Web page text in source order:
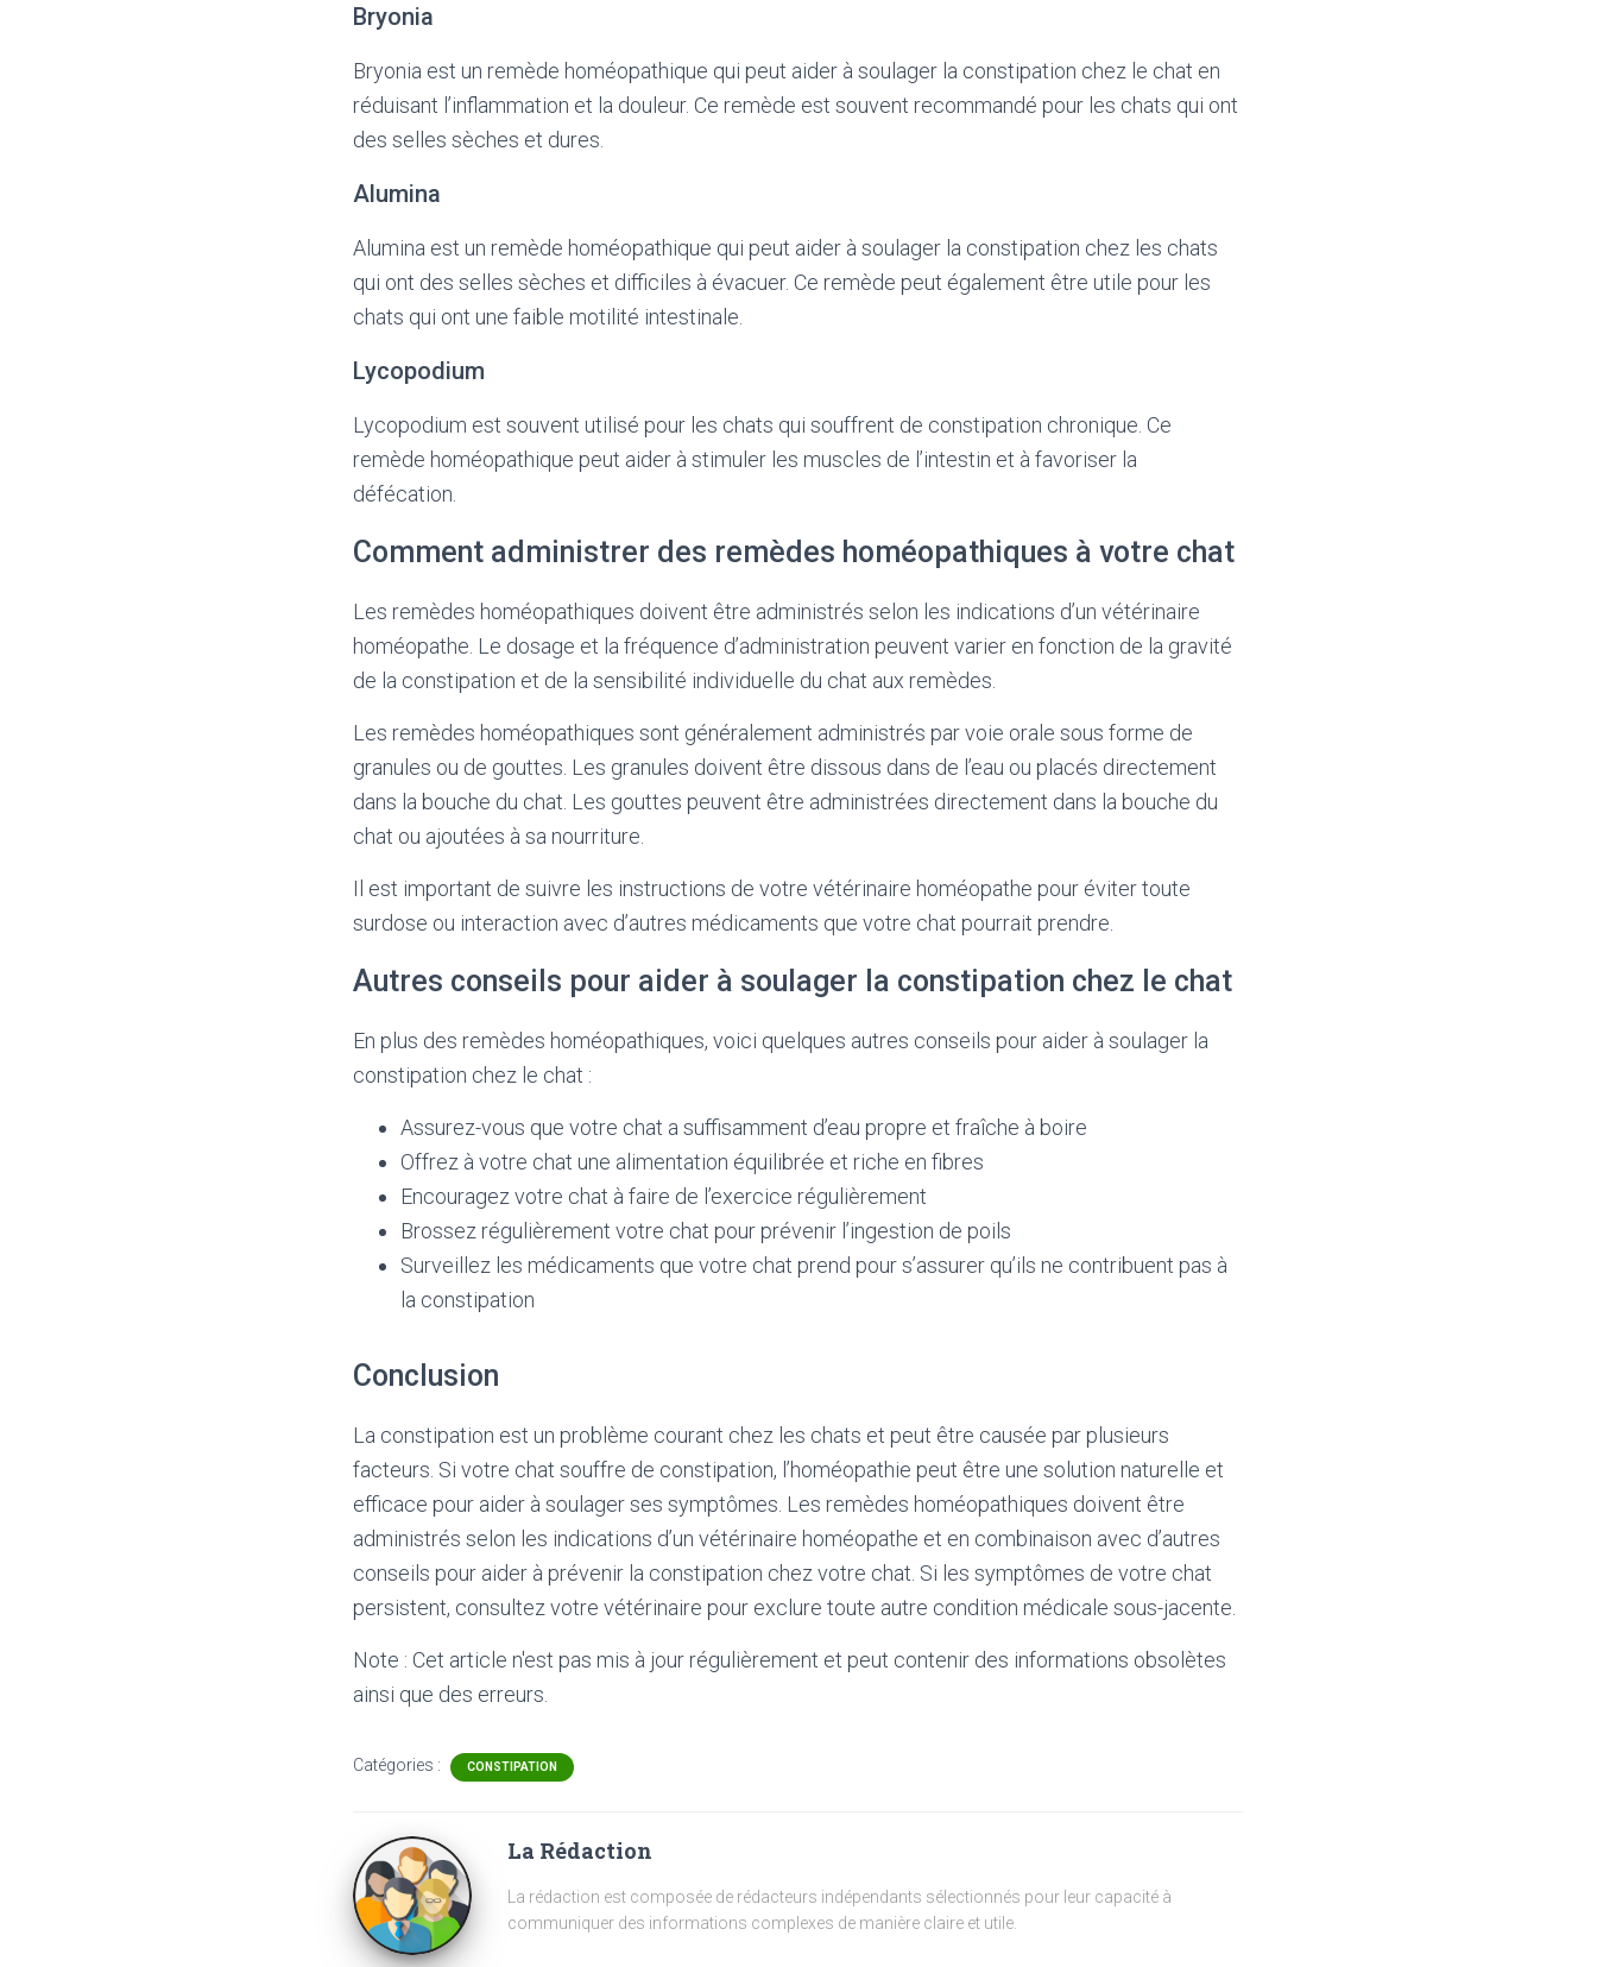
Bryonia
Bryonia est un remède homéopathique qui peut aider à soulager la constipation chez le chat en
réduisant l’inflammation et la douleur. Ce remède est souvent recommandé pour les chats qui ont
des selles sèches et dures.
Alumina
Alumina est un remède homéopathique qui peut aider à soulager la constipation chez les chats
qui ont des selles sèches et difficiles à évacuer. Ce remède peut également être utile pour les
chats qui ont une faible motilité intestinale.
Lycopodium
Lycopodium est souvent utilisé pour les chats qui souffrent de constipation chronique. Ce
remède homéopathique peut aider à stimuler les muscles de l’intestin et à favoriser la
défécation.
Comment administrer des remèdes homéopathiques à votre chat
Les remèdes homéopathiques doivent être administrés selon les indications d’un vétérinaire
homéopathe. Le dosage et la fréquence d’administration peuvent varier en fonction de la gravité
de la constipation et de la sensibilité individuelle du chat aux remèdes.
Les remèdes homéopathiques sont généralement administrés par voie orale sous forme de
granules ou de gouttes. Les granules doivent être dissous dans de l’eau ou placés directement
dans la bouche du chat. Les gouttes peuvent être administrées directement dans la bouche du
chat ou ajoutées à sa nourriture.
Il est important de suivre les instructions de votre vétérinaire homéopathe pour éviter toute
surdose ou interaction avec d’autres médicaments que votre chat pourrait prendre.
Autres conseils pour aider à soulager la constipation chez le chat
En plus des remèdes homéopathiques, voici quelques autres conseils pour aider à soulager la
constipation chez le chat :
Assurez-vous que votre chat a suffisamment d’eau propre et fraîche à boire
Offrez à votre chat une alimentation équilibrée et riche en fibres
Encouragez votre chat à faire de l’exercice régulièrement
Brossez régulièrement votre chat pour prévenir l’ingestion de poils
Surveillez les médicaments que votre chat prend pour s’assurer qu’ils ne contribuent pas à
la constipation
Conclusion
La constipation est un problème courant chez les chats et peut être causée par plusieurs
facteurs. Si votre chat souffre de constipation, l’homéopathie peut être une solution naturelle et
efficace pour aider à soulager ses symptômes. Les remèdes homéopathiques doivent être
administrés selon les indications d’un vétérinaire homéopathe et en combinaison avec d’autres
conseils pour aider à prévenir la constipation chez votre chat. Si les symptômes de votre chat
persistent, consultez votre vétérinaire pour exclure toute autre condition médicale sous-jacente.
Note : Cet article n'est pas mis à jour régulièrement et peut contenir des informations obsolètes
ainsi que des erreurs.
Catégories : CONSTIPATION
La Rédaction
La rédaction est composée de rédacteurs indépendants sélectionnés pour leur capacité à
communiquer des informations complexes de manière claire et utile.